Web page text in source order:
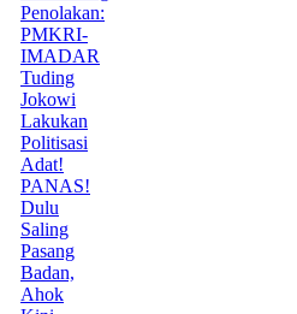
Penolakan:
PMKRI-
IMADAR
Tuding
Jokowi
Lakukan
Politisasi
Adat!
PANAS!
Dulu
Saling
Pasang
Badan,
Ahok